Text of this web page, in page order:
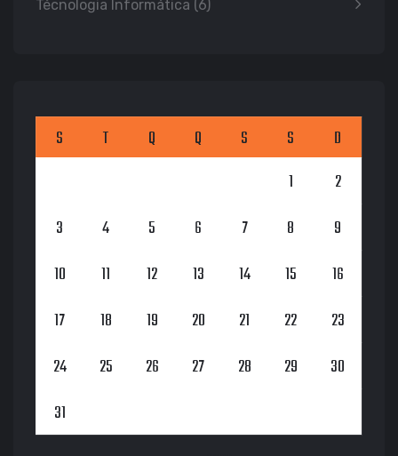
Técnologia Informática (6)
S T Q Q S S
D
1
2
3
4 5 6 7 8
9
10
11 12 13 14 15
16
17
18 19 20 21 22
23
24
25 26 27 28 29
30
31